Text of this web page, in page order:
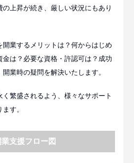
上昇が続き、厳しい状況にもあり
業するメリットは？何からはじめ
金は？必要な資格・許認可は？成功
業時の疑問を解決いたします。
繁盛されるよう、様々なサポート
す。
業支援フロー図